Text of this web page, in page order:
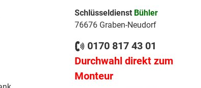
Schlüsseldienst Bühler
76676 Graben-Neudorf
0170 817 43 01
Durchwahl direkt zum
Monteur